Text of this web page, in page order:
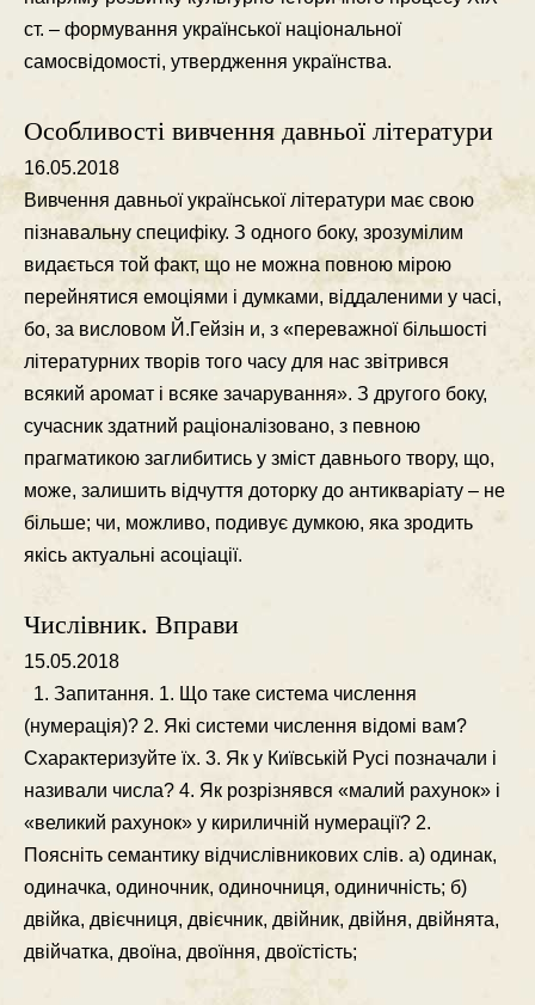
ст. – формування української нацiональної
самосвiдомостi, утвердження українства.
Особливості вивчення давньої літератури
16.05.2018
Вивчення давньої української лiтератури має свою
пiзнавальну специфiку. З одного боку, зрозумiлим
видається той факт, що не можна повною мiрою
перейнятися емоцiями i думками, вiддаленими у часi,
бо, за висловом Й.Гейзiн и, з «переважної бiльшостi
лiтературних творiв того часу для нас звiтрився
всякий аромат i всяке зачарування». З другого боку,
сучасник здатний рацiоналiзовано, з певною
прагматикою заглибитись у змiст давнього твору, що,
може, залишить вiдчуття доторку до антикварiату – не
бiльше; чи, можливо, подивує думкою, яка зродить
якiсь актуальнi асоцiацiї.
Числівник. Вправи
15.05.2018
1. Запитання. 1. Що таке система числення
(нумерацiя)? 2. Якi системи числення вiдомi вам?
Схарактеризуйте їх. 3. Як у Київськiй Русi позначали i
називали числа? 4. Як розрiзнявся «малий рахунок» i
«великий рахунок» у кириличнiй нумерацiї? 2.
Пояснiть семантику вiдчислiвникових слiв. а) одинак,
одиначка, одиночник, одиночниця, одиничнiсть; б)
двiйка, двiєчниця, двiєчник, двiйник, двiйня, двiйнята,
двiйчатка, двоїна, двоїння, двоїстiсть;